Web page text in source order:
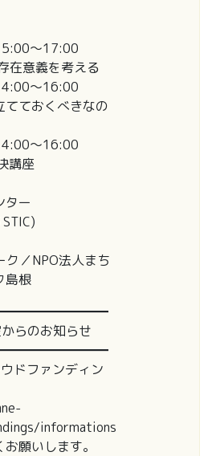
～17:00
在意義を考える
～16:00
てておくべきなの
～16:00
講座
ター
ク／NPO法人まち
島根
らのお知らせ
ドファンディン
informations
願いします。